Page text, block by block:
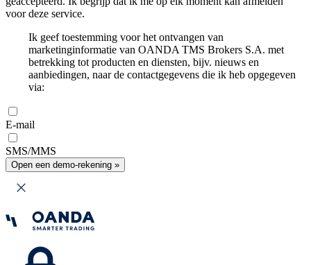
voor deze service.
Ik geef toestemming voor het ontvangen van
marketinginformatie van OANDA TMS Brokers S.A. met
betrekking tot producten en diensten, bijv. nieuws en
aanbiedingen, naar de contactgegevens die ik heb opgegeven
via:
E-mail
SMS/MMS
Open een demo-rekening »